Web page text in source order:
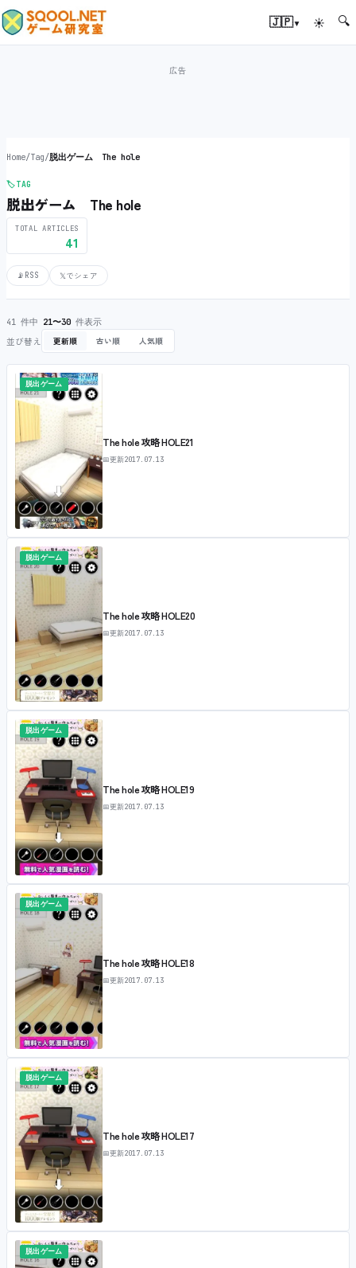
🇯🇵▾ ☀ 🔍
Home/Tag/脱出ゲーム The hole
🏷️TAG
脱出ゲーム The hole
TOTAL ARTICLES
41
📡 RSS 𝕏でシェア
41 件中 21〜30 件表示
並び替え 更新順 古い順 人気順
脱出ゲーム
The hole 攻略 HOLE21
📅更新2017.07.13
脱出ゲーム
The hole 攻略 HOLE20
📅更新2017.07.13
脱出ゲーム
The hole 攻略 HOLE19
📅更新2017.07.13
脱出ゲーム
The hole 攻略 HOLE18
📅更新2017.07.13
脱出ゲーム
The hole 攻略 HOLE17
📅更新2017.07.13
脱出ゲーム